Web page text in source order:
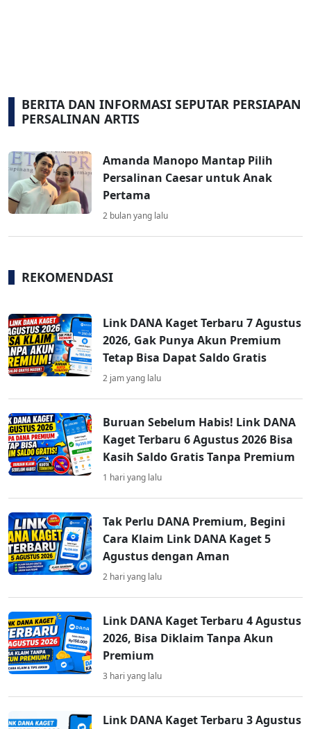
BERITA DAN INFORMASI SEPUTAR PERSIAPAN
PERSALINAN ARTIS
Amanda Manopo Mantap Pilih
Persalinan Caesar untuk Anak
Pertama
2 bulan yang lalu
REKOMENDASI
Link DANA Kaget Terbaru 7 Agustus
2026, Gak Punya Akun Premium
Tetap Bisa Dapat Saldo Gratis
2 jam yang lalu
Buruan Sebelum Habis! Link DANA
Kaget Terbaru 6 Agustus 2026 Bisa
Kasih Saldo Gratis Tanpa Premium
1 hari yang lalu
Tak Perlu DANA Premium, Begini
Cara Klaim Link DANA Kaget 5
Agustus dengan Aman
2 hari yang lalu
Link DANA Kaget Terbaru 4 Agustus
2026, Bisa Diklaim Tanpa Akun
Premium
3 hari yang lalu
Link DANA Kaget Terbaru 3 Agustus